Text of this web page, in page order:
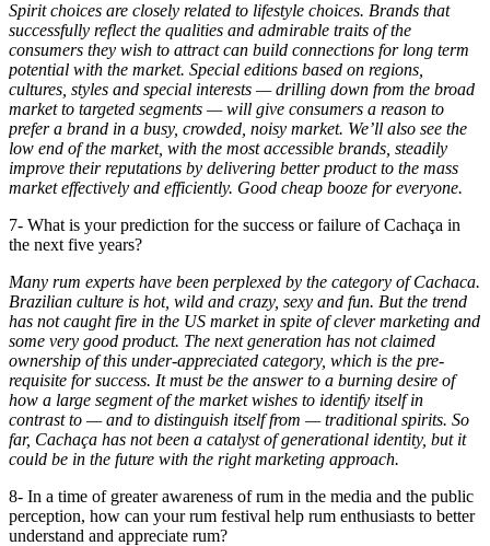
Spirit choices are closely related to lifestyle choices. Brands that
successfully reflect the qualities and admirable traits of the
consumers they wish to attract can build connections for long term
potential with the market. Special editions based on regions,
cultures, styles and special interests — drilling down from the broad
market to targeted segments — will give consumers a reason to
prefer a brand in a busy, crowded, noisy market. We’ll also see the
low end of the market, with the most accessible brands, steadily
improve their reputations by delivering better product to the mass
market effectively and efficiently. Good cheap booze for everyone.
7- What is your prediction for the success or failure of Cachaça in
the next five years?
Many rum experts have been perplexed by the category of Cachaca.
Brazilian culture is hot, wild and crazy, sexy and fun. But the trend
has not caught fire in the US market in spite of clever marketing and
some very good product. The next generation has not claimed
ownership of this under-appreciated category, which is the pre-
requisite for success. It must be the answer to a burning desire of
how a large segment of the market wishes to identify itself in
contrast to — and to distinguish itself from — traditional spirits. So
far, Cachaça has not been a catalyst of generational identity, but it
could be in the future with the right marketing approach.
8- In a time of greater awareness of rum in the media and the public
perception, how can your rum festival help rum enthusiasts to better
understand and appreciate rum?